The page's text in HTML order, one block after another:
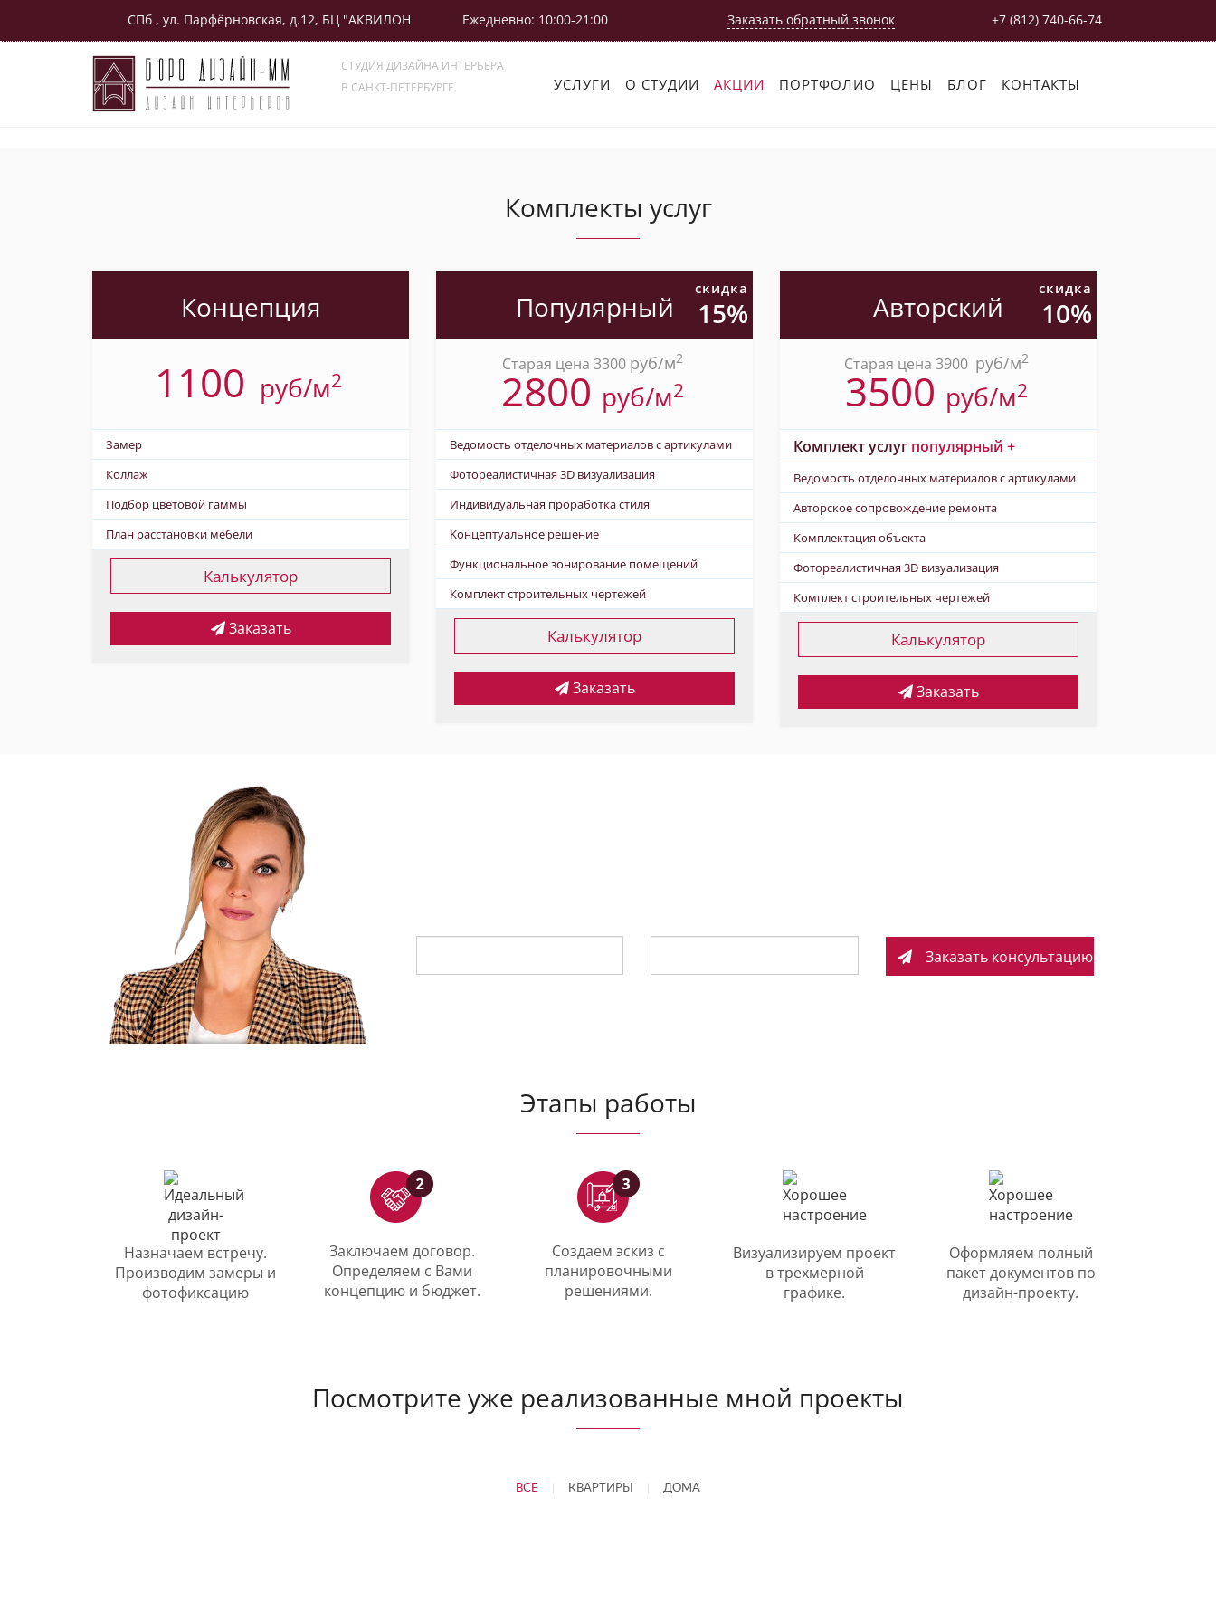
СПб , ул. Парфёрновская, д.12, БЦ "АКВИЛОН
LINKS"
Ежедневно: 10:00-21:00 Заказать обратный звонок +7 (812) 740-66-74
СТУДИЯ ДИЗАЙНА ИНТЕРЬЕРА
В САНКТ-ПЕТЕРБУРГЕ
УСЛУГИ О СТУДИИ АКЦИИ ПОРТФОЛИО ЦЕНЫ БЛОГ КОНТАКТЫ
Комплекты услуг
Концепция
1100 pуб/м2
Замер
Коллаж
Подбор цветовой гаммы
План расстановки мебели
Калькулятор
Заказать
скидка
15%
Популярный
Старая цена 3300 pуб/м2
2800 pуб/м2
Ведомость отделочных материалов с артикулами
Фотореалистичная 3D визуализация
Индивидуальная проработка стиля
Kонцептуальное решение
Функциональное зонирование помещений
Комплект строительных чертежей
Калькулятор
Заказать
скидка
10%
Авторский
Старая цена 3900 pуб/м2
3500 pуб/м2
Комплект услуг популярный +
Ведомость отделочных материалов с артикулами
Авторское сопровождение ремонта
Комплектация объекта
Фотореалистичная 3D визуализация
Комплект строительных чертежей
Калькулятор
Заказать
Этапы работы
Назначаем встречу.
Производим замеры и
фотофиксацию
Заключаем договор.
Определяем с Вами
концепцию и бюджет.
Создаем эскиз с
планировочными
решениями.
Визуализируем проект
в трехмерной
графике.
Оформляем полный
пакет документов по
дизайн-проекту.
Посмотрите уже реализованные мной проекты
ВСЕ КВАРТИРЫ ДОМА